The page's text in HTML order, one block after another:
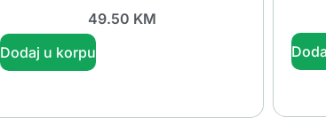
49.50 KM
Dodaj u korpu